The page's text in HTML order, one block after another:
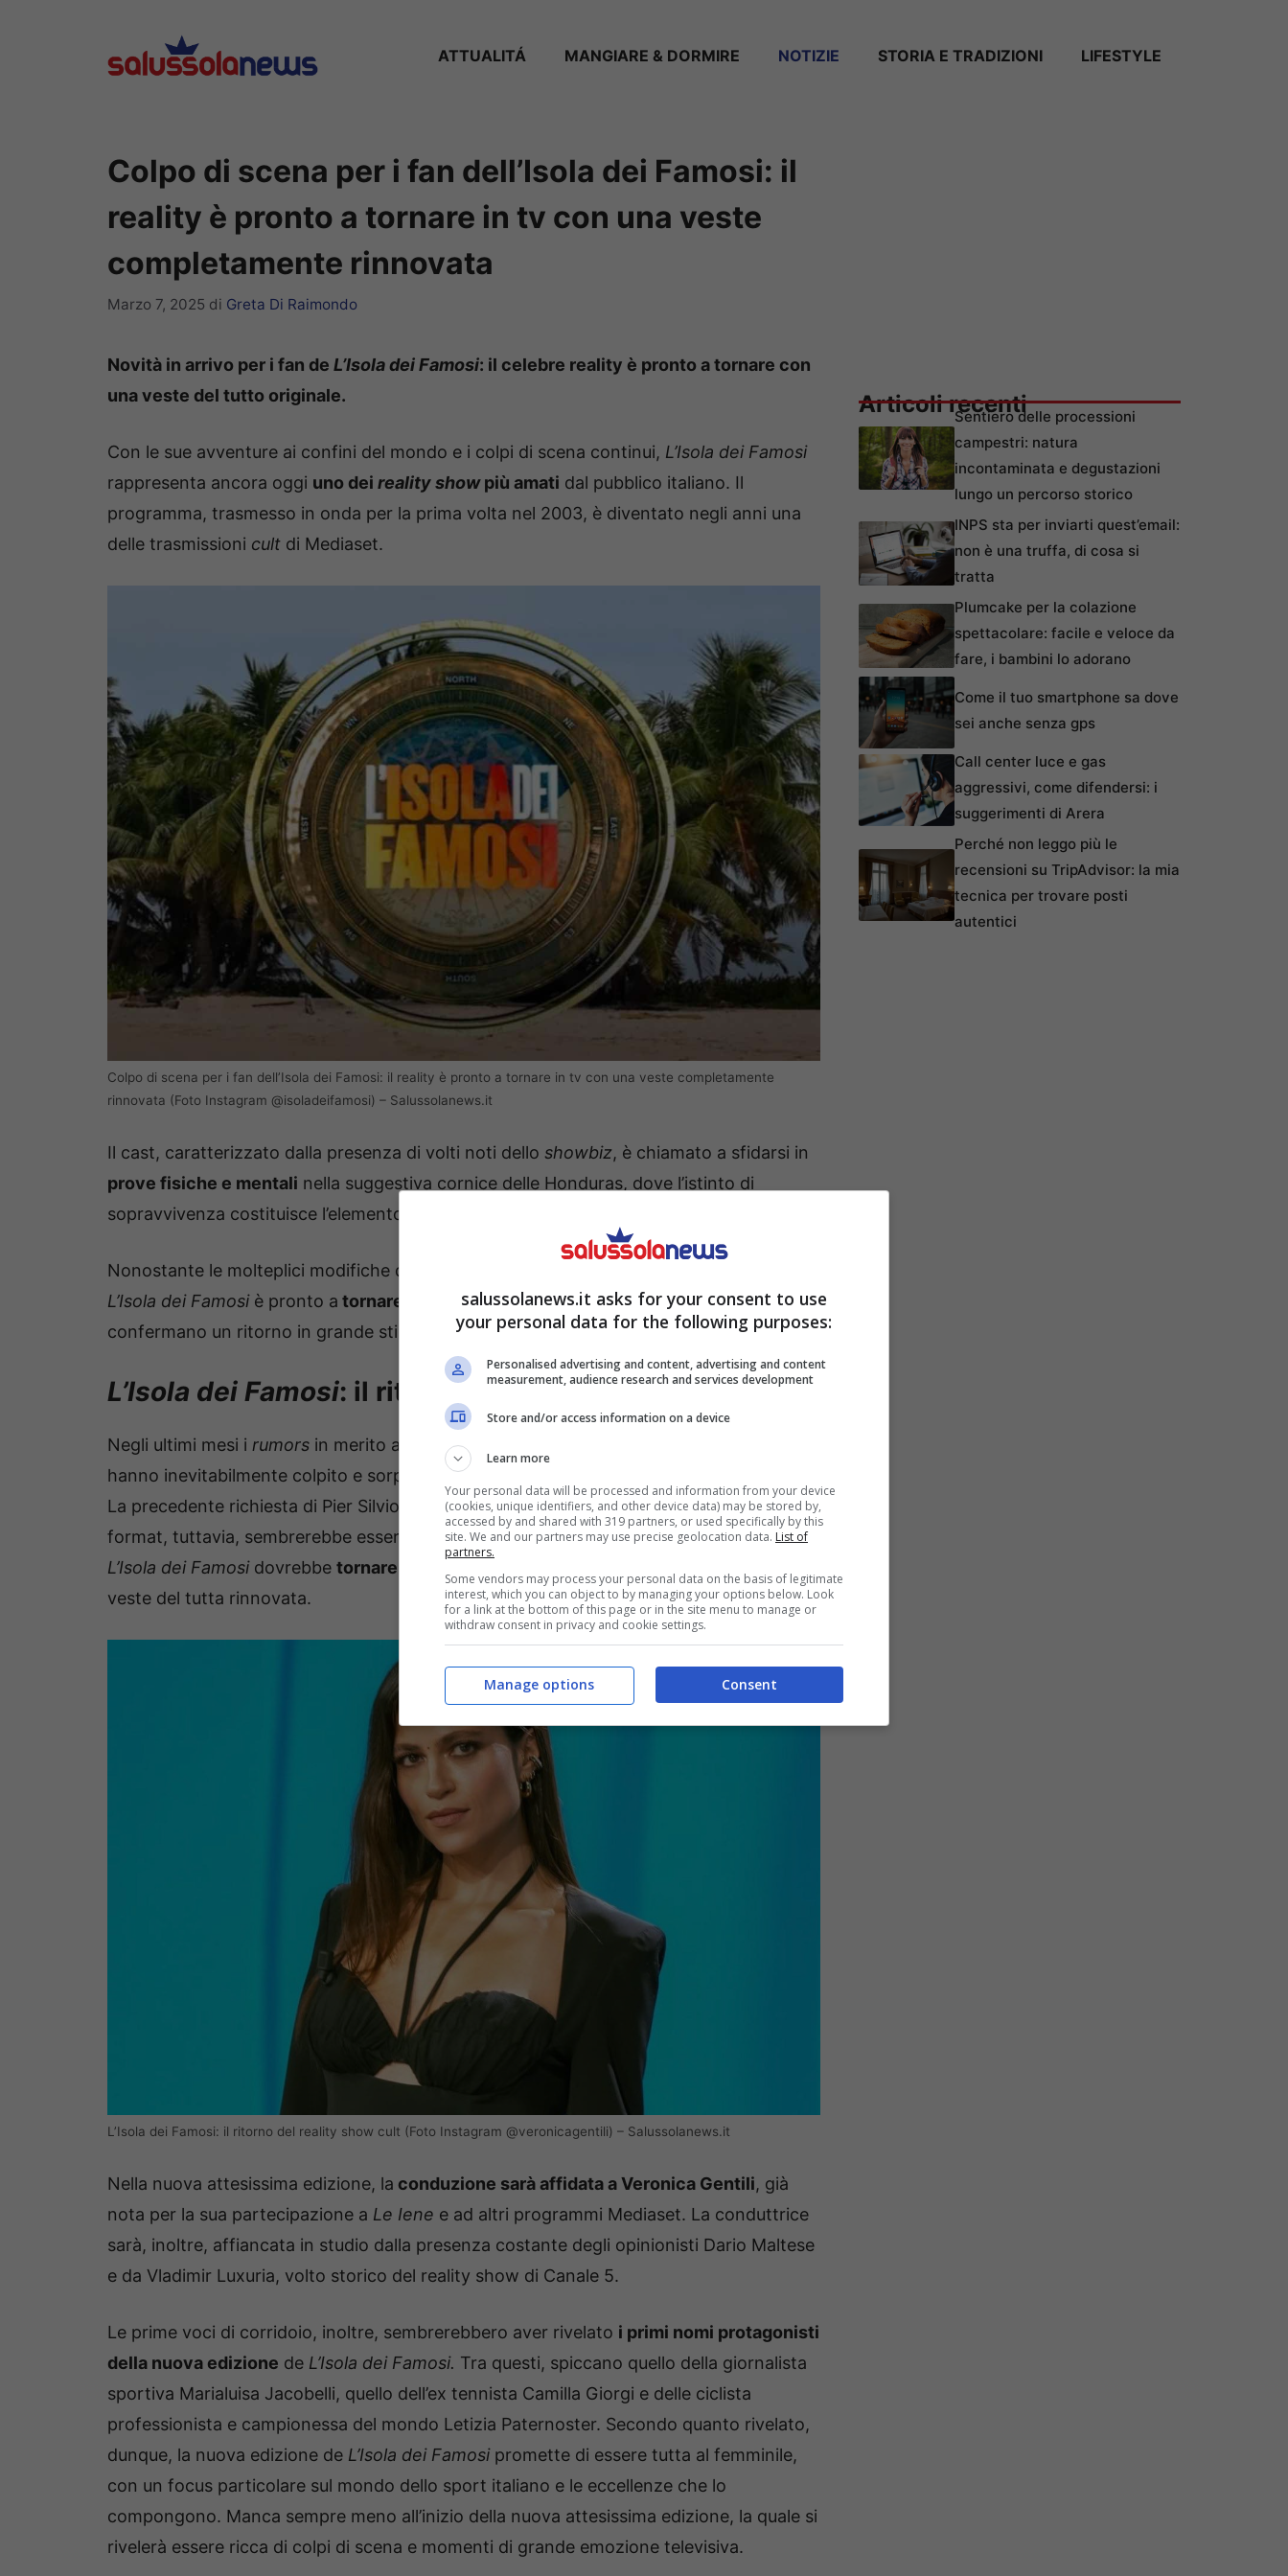
ATTUALITÁ MANGIARE & DORMIRE NOTIZIE STORIA E TRADIZIONI LIFESTYLE
Colpo di scena per i fan dell’Isola dei Famosi: il
reality è pronto a tornare in tv con una veste
completamente rinnovata
Marzo 7, 2025 di Greta Di Raimondo
Novità in arrivo per i fan de L’Isola dei Famosi: il celebre reality è pronto a tornare con
una veste del tutto originale.
Con le sue avventure ai confini del mondo e i colpi di scena continui, L’Isola dei Famosi
rappresenta ancora oggi uno dei reality showpiù amati dal pubblico italiano. Il
programma, trasmesso in onda per la prima volta nel 2003, è diventato negli anni una
delle trasmissioni cult di Mediaset.
Colpo di scena per i fan dell’Isola dei Famosi: il reality è pronto a tornare in tv con una veste completamente
rinnovata (Foto Instagram @isoladeifamosi) – Salussolanews.it
Il cast, caratterizzato dalla presenza di volti noti dello showbiz, è chiamato a sfidarsi in
prove fisiche e mentali nella suggestiva cornice delle Honduras, dove l’istinto di
sopravvivenza costituisce l’elemento chiave per raggiungere la vittoria finale.
Nonostante le molteplici modifiche del format e delle conduttrici nel corso degli anni,
L’Isola dei Famosi è pronto a tornare con una nuova veste. Le notizie delle ultime ore
confermano un ritorno in grande stile per il celebre reality show.
L’Isola dei Famosi: il ritorno del reality showcult
Negli ultimi mesi i rumors in merito ad un probabile stop dell’amatissimo reality show,
hanno inevitabilmente colpito e sorpreso gli appassionati del programma di Canale 5.
La precedente richiesta di Pier Silvio Berlusconi in merito ad un futuro sviluppo del
format, tuttavia, sembrerebbe essere stata accolta. Secondo quanto emerso, difatti,
L’Isola dei Famosi dovrebbe tornare alla consueta programmazione di maggio
veste del tutta rinnovata.
L’Isola dei Famosi: il ritorno del reality show cult (Foto Instagram @veronicagentili) – Salussolanews.it
Nella nuova attesissima edizione, la conduzione sarà affidata a Veronica Gentili, già
nota per la sua partecipazione a Le Iene e ad altri programmi Mediaset. La conduttrice
sarà, inoltre, affiancata in studio dalla presenza costante degli opinionisti Dario Maltese
e da Vladimir Luxuria, volto storico del reality show di Canale 5.
Le prime voci di corridoio, inoltre, sembrerebbero aver rivelato i primi nomi protagonisti
della nuova edizione de L’Isola dei Famosi. Tra questi, spiccano quello della giornalista
sportiva Marialuisa Jacobelli, quello dell’ex tennista Camilla Giorgi e delle ciclista
professionista e campionessa del mondo Letizia Paternoster. Secondo quanto rivelato,
dunque, la nuova edizione de L’Isola dei Famosi promette di essere tutta al femminile,
con un focus particolare sul mondo dello sport italiano e le eccellenze che lo
compongono. Manca sempre meno all’inizio della nuova attesissima edizione, la quale si
rivelerà essere ricca di colpi di scena e momenti di grande emozione televisiva.
Articoli recentiSentiero delle processioni
campestri: natura
incontaminata e degustazioni
lungo un percorso storico
INPS sta per inviarti quest’email:
non è una truffa, di cosa si
tratta
Plumcake per la colazione
spettacolare: facile e veloce da
fare, i bambini lo adorano
Come il tuo smartphone sa dove
sei anche senza gps
Call center luce e gas
aggressivi, come difendersi: i
suggerimenti di Arera
Perché non leggo più le
recensioni su TripAdvisor: la mia
tecnica per trovare posti
autentici
salussolanews.it asks for your consent to use
your personal data for the following purposes:
Personalised advertising and content, advertising and content
measurement, audience research and services development
Store and/or access information on a device
Learn more
Your personal data will be processed and information from your device
(cookies, unique identifiers, and other device data) may be stored by,
accessed by and shared with 319 partners, or used specifically by this
site. We and our partners may use precise geolocation data. List of
partners.
Some vendors may process your personal data on the basis of legitimate
interest, which you can object to by managing your options below. Look
for a link at the bottom of this page or in the site menu to manage or
withdraw consent in privacy and cookie settings.
Consent
Manage options